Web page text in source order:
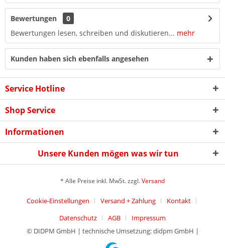
Bewertungen
0
Bewertungen lesen, schreiben und diskutieren... mehr
Kunden haben sich ebenfalls angesehen
Service Hotline
Shop Service
Informationen
Unsere Kunden mögen was wir tun
* Alle Preise inkl. MwSt. zzgl.Versand
Cookie-Einstellungen Versand + Zahlung
Kontakt
Datenschutz
AGB
Impressum
© DIDPM GmbH | technische Umsetzung: didpm GmbH |